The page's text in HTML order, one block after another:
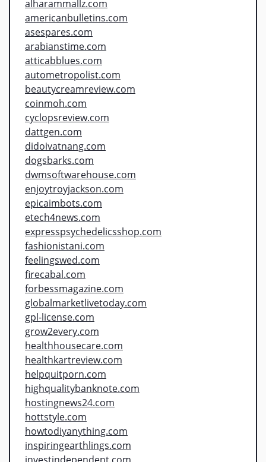
alharammallz.com
americanbulletins.com
asespares.com
arabianstime.com
atticabblues.com
autometropolist.com
beautycreamreview.com
coinmoh.com
cyclopsreview.com
dattgen.com
didoivatnang.com
dogsbarks.com
dwmsoftwarehouse.com
enjoytroyjackson.com
epicaimbots.com
etech4news.com
expresspsychedelicsshop.com
fashionistani.com
feelingswed.com
firecabal.com
forbessmagazine.com
globalmarketlivetoday.com
gpl-license.com
grow2every.com
healthhousecare.com
healthkartreview.com
helpquitporn.com
highqualitybanknote.com
hostingnews24.com
hottstyle.com
howtodiyanything.com
inspiringearthlings.com